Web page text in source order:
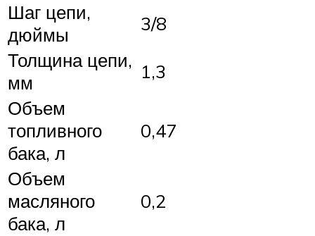
Шаг цепи,
дюймы
3/8
Толщина цепи,
мм
1,3
Объем
топливного
бака, л
0,47
Объем
масляного
бака, л
0,2